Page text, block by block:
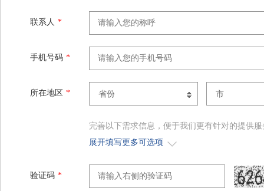
联系人 *
手机号码 *
所在地区 * 省份 市
完善以下需求信息，便于我们更有针对的提供
展开填写更多可选项
验证码 *